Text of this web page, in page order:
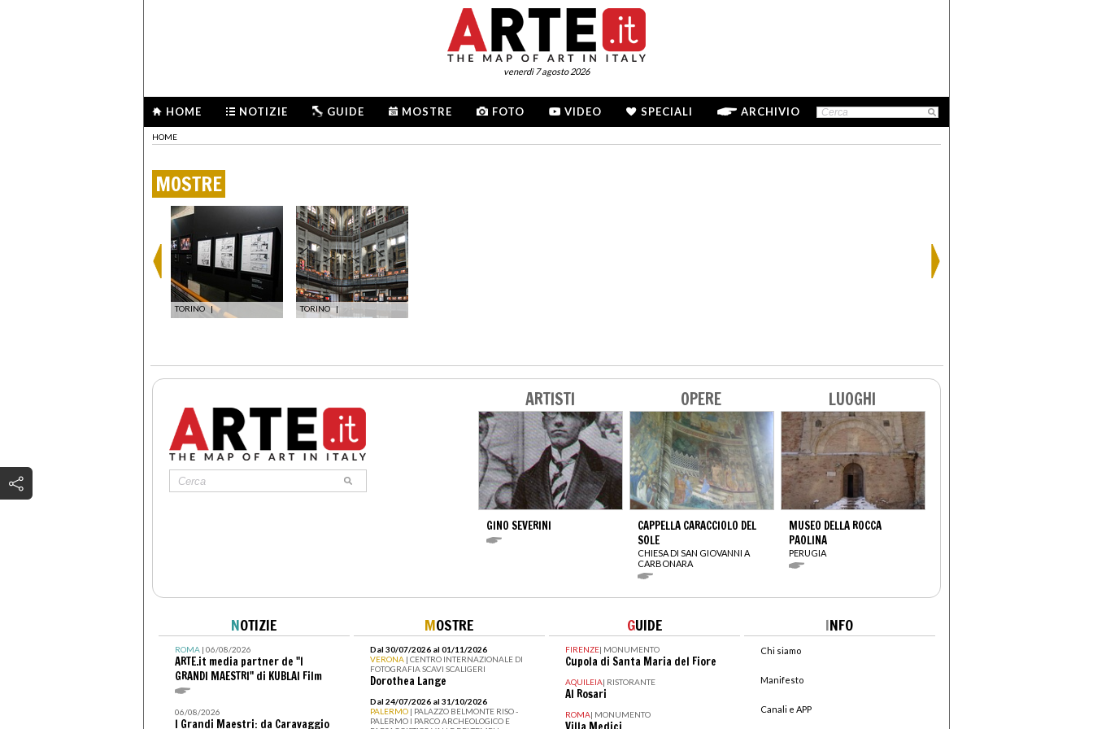
venerdì 7 agosto 2026
HOME NOTIZIE GUIDE MOSTRE FOTO VIDEO SPECIALI ARCHIVIO
HOME
MOSTRE
TORINO | TORINO |
ARTISTI
GINO SEVERINI
OPERE
CAPPELLA CARACCIOLO DEL
SOLE
CHIESA DI SAN GIOVANNI A
CARBONARA
LUOGHI
MUSEO DELLA ROCCA
PAOLINA
PERUGIA
NOTIZIE
ROMA| 06/08/2026
ARTE.it media partner de "I
GRANDI MAESTRI" di KUBLAI Film
06/08/2026
I Grandi Maestri: da Caravaggio
MOSTRE
Dal 30/07/2026 al 01/11/2026
VERONA | CENTRO INTERNAZIONALE DI
FOTOGRAFIA SCAVI SCALIGERI
Dorothea Lange
Dal 24/07/2026 al 31/10/2026
PALERMO | PALAZZO BELMONTE RISO -
PALERMO I PARCO ARCHEOLOGICO E
GUIDE
FIRENZE| MONUMENTO
Cupola di Santa Maria del Fiore
AQUILEIA| RISTORANTE
Al Rosari
ROMA| MONUMENTO
INFO
Chi siamo
Manifesto
Canali e APP